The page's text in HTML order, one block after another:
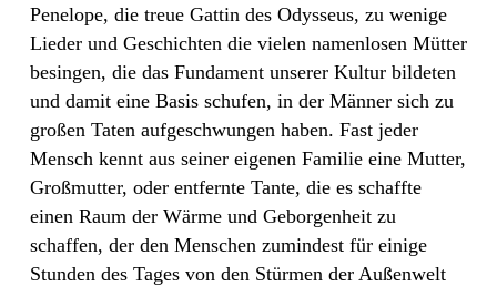
Penelope, die treue Gattin des Odysseus, zu wenige
Lieder und Geschichten die vielen namenlosen Mütter
besingen, die das Fundament unserer Kultur bildeten
und damit eine Basis schufen, in der Männer sich zu
großen Taten aufgeschwungen haben. Fast jeder
Mensch kennt aus seiner eigenen Familie eine Mutter,
Großmutter, oder entfernte Tante, die es schaffte
einen Raum der Wärme und Geborgenheit zu
schaffen, der den Menschen zumindest für einige
Stunden des Tages von den Stürmen der Außenwelt